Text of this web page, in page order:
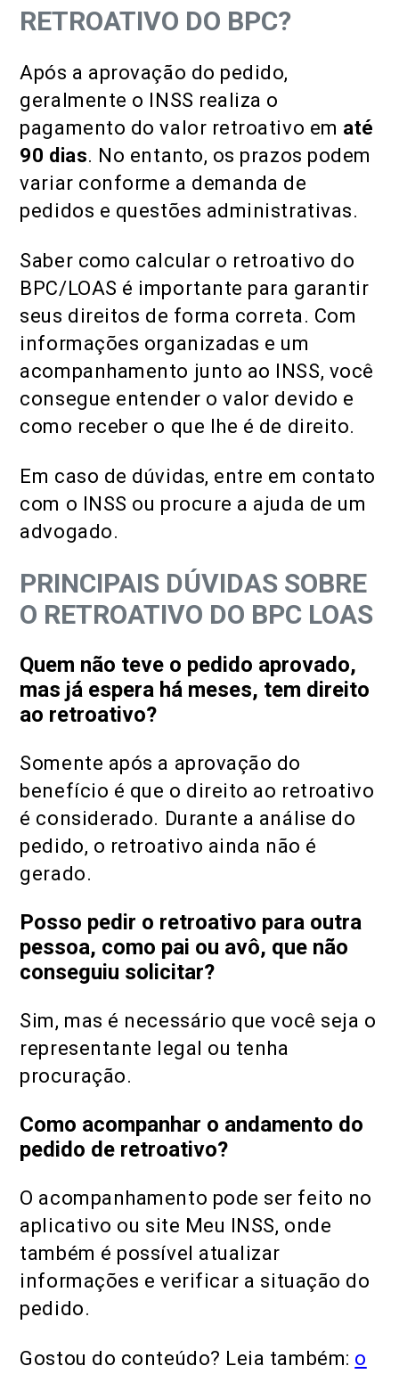
RETROATIVO DO BPC?
Após a aprovação do pedido,
geralmente o INSS realiza o
pagamento do valor retroativo em até
90 dias. No entanto, os prazos podem
variar conforme a demanda de
pedidos e questões administrativas.
Saber como calcular o retroativo do
BPC/LOAS é importante para garantir
seus direitos de forma correta. Com
informações organizadas e um
acompanhamento junto ao INSS, você
consegue entender o valor devido e
como receber o que lhe é de direito.
Em caso de dúvidas, entre em contato
com o INSS ou procure a ajuda de um
advogado.
PRINCIPAIS DÚVIDAS SOBRE
O RETROATIVO DO BPC LOAS
Quem não teve o pedido aprovado,
mas já espera há meses, tem direito
ao retroativo?
Somente após a aprovação do
benefício é que o direito ao retroativo
é considerado. Durante a análise do
pedido, o retroativo ainda não é
gerado.
Posso pedir o retroativo para outra
pessoa, como pai ou avô, que não
conseguiu solicitar?
Sim, mas é necessário que você seja o
representante legal ou tenha
procuração.
Como acompanhar o andamento do
pedido de retroativo?
O acompanhamento pode ser feito no
aplicativo ou site Meu INSS, onde
também é possível atualizar
informações e verificar a situação do
pedido.
Gostou do conteúdo? Leia também: o